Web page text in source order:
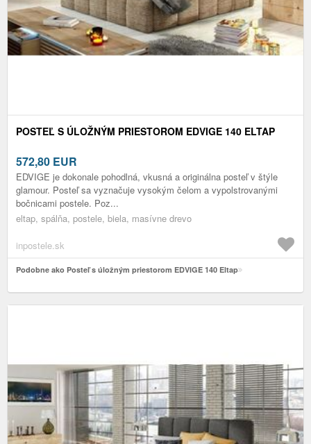
POSTEĽ S ÚLOŽNÝM PRIESTOROM EDVIGE 140 ELTAP
572,80 EUR
EDVIGE je dokonale pohodlná, vkusná a originálna posteľ v štýle
glamour. Posteľ sa vyznačuje vysokým čelom a vypolstrovanými
bočnicami postele. Poz...
eltap, spálňa, postele, biela, masívne drevo
inpostele.sk
Podobne ako Posteľ s úložným priestorom EDVIGE 140 Eltap